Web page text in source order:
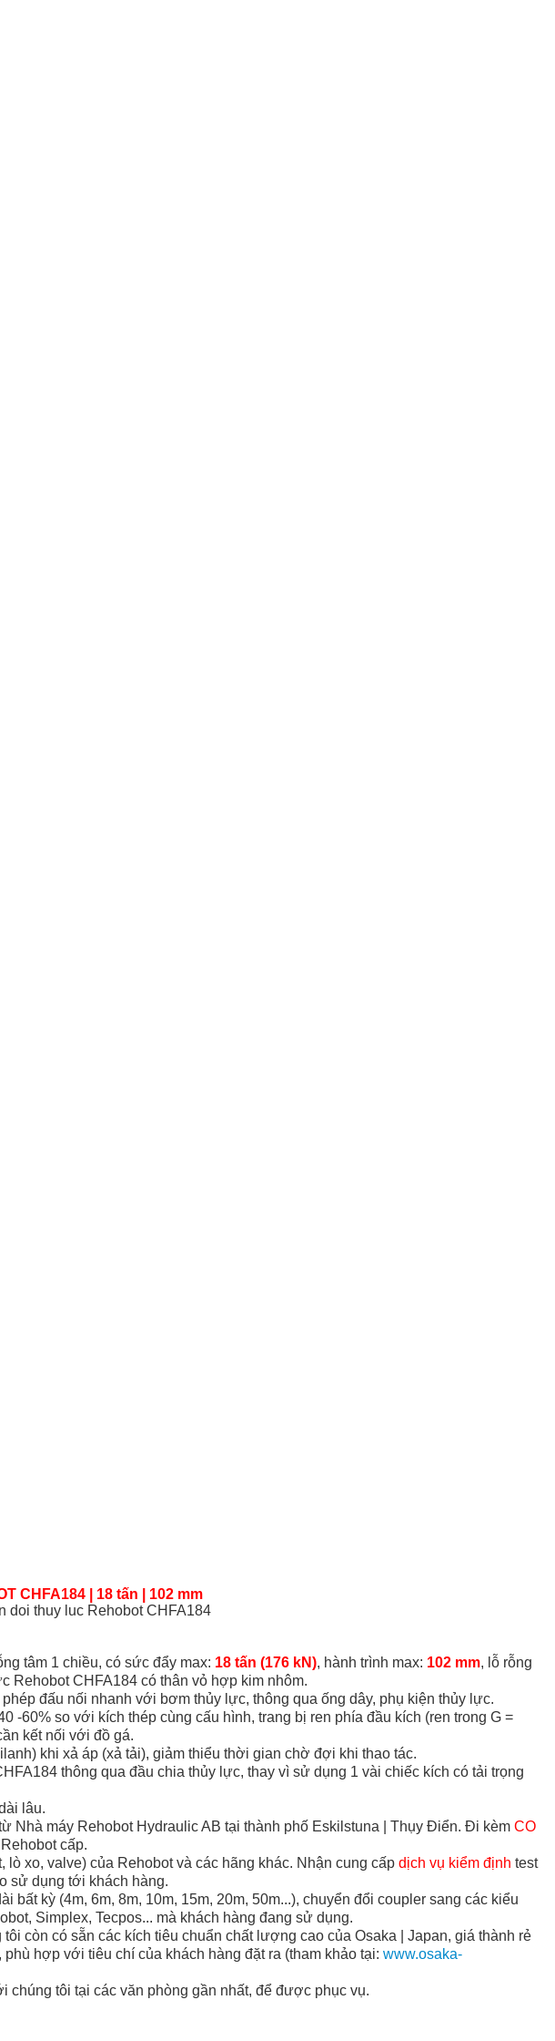
CHFA184 | 18 tấn | 102 mm
tâm 1 chiều, có sức đẩy max: 18 tấn (176 kN), hành trình max: 102 mm, lỗ rỗng
Rehobot CHFA184 có thân vỏ hợp kim nhôm.
đấu nối nhanh với bơm thủy lực, thông qua ống dây, phụ kiện thủy lực.
-60% so với kích thép cùng cấu hình, trang bị ren phía đầu kích (ren trong G =
kết nối với đồ gá.
khi xả áp (xả tải), giảm thiểu thời gian chờ đợi khi thao tác.
thông qua đầu chia thủy lực, thay vì sử dụng 1 vài chiếc kích có tải trọng
lâu.
Nhà máy Rehobot Hydraulic AB tại thành phố Eskilstuna | Thụy Điển. Đi kèm CO
cấp.
xo, valve) của Rehobot và các hãng khác. Nhận cung cấp dịch vụ kiểm định test
sử dụng tới khách hàng.
kỳ (4m, 6m, 8m, 10m, 15m, 20m, 50m...), chuyển đổi coupler sang các kiểu
Simplex, Tecpos... mà khách hàng đang sử dụng.
còn có sẵn các kích tiêu chuẩn chất lượng cao của Osaka | Japan, giá thành rẻ
hợp với tiêu chí của khách hàng đặt ra (tham khảo tại: www.osaka-
chúng tôi tại các văn phòng gần nhất, để được phục vụ.